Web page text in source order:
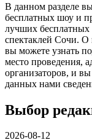
В данном разделе
бесплатных шоу и
лучших
спектаклей Сочи. О
вы можете узнать
место проведения,
организаторов, и
данных нами
Выбор
2026-08-12